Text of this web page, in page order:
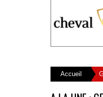
Accueil